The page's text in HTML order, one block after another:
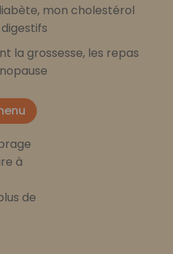
mon cholestérol
la grossesse, les repas
à
de